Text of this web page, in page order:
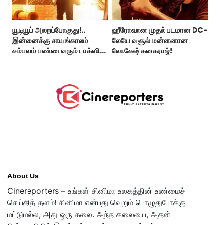
யூடியூப் அலறப்போகுது!..
இன்னைக்கு சாயங்காலம்
சம்பவம் பண்ண வரும் டாக்ஸிக்
ஹீரோவான முதல் படமான DC-
லேயே வசூல் மன்னனான
லோகேஷ் கனகராஜ்!
About Us
Cinereporters – உங்கள் சினிமா உலகத்தின் உண்மைச்
செய்தித் தளம்! சினிமா என்பது வெறும் பொழுதுபோக்கு
மட்டுமல்ல, அது ஒரு கலை. அந்த கலையை, அதன்